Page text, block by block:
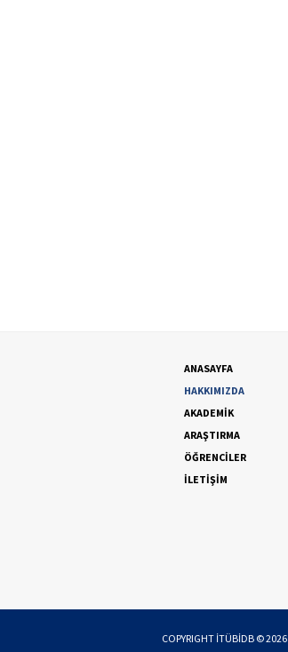
ANASAYFA
HAKKIMIZDA
AKADEMİK
ARAŞTIRMA
ÖĞRENCİLER
İLETİŞİM
COPYRIGHT İTÜBİDB ©2026